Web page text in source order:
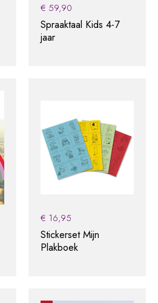
€ 59,90
Spraaktaal Kids 4-7
jaar
€ 16,95
Stickerset Mijn
Plakboek